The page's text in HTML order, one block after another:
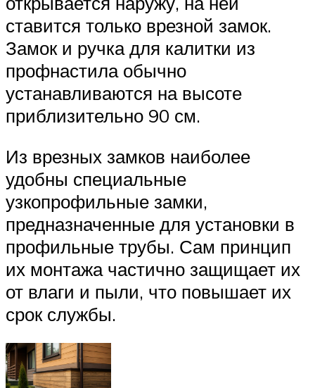
ставится только врезной замок.
Замок и ручка для калитки из
профнастила обычно
устанавливаются на высоте
приблизительно 90 см.
Из врезных замков наиболее
удобны специальные
узкопрофильные замки,
предназначенные для установки в
профильные трубы. Сам принцип
их монтажа частично защищает их
от влаги и пыли, что повышает их
срок службы.